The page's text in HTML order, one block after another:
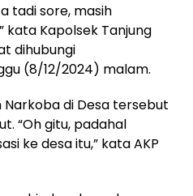
tadi sore, masih
kata Kapolsek Tanjung
dihubungi
(8/12/2024) malam.
di Desa tersebut
“Oh gitu, padahal
ke desa itu,” kata AKP